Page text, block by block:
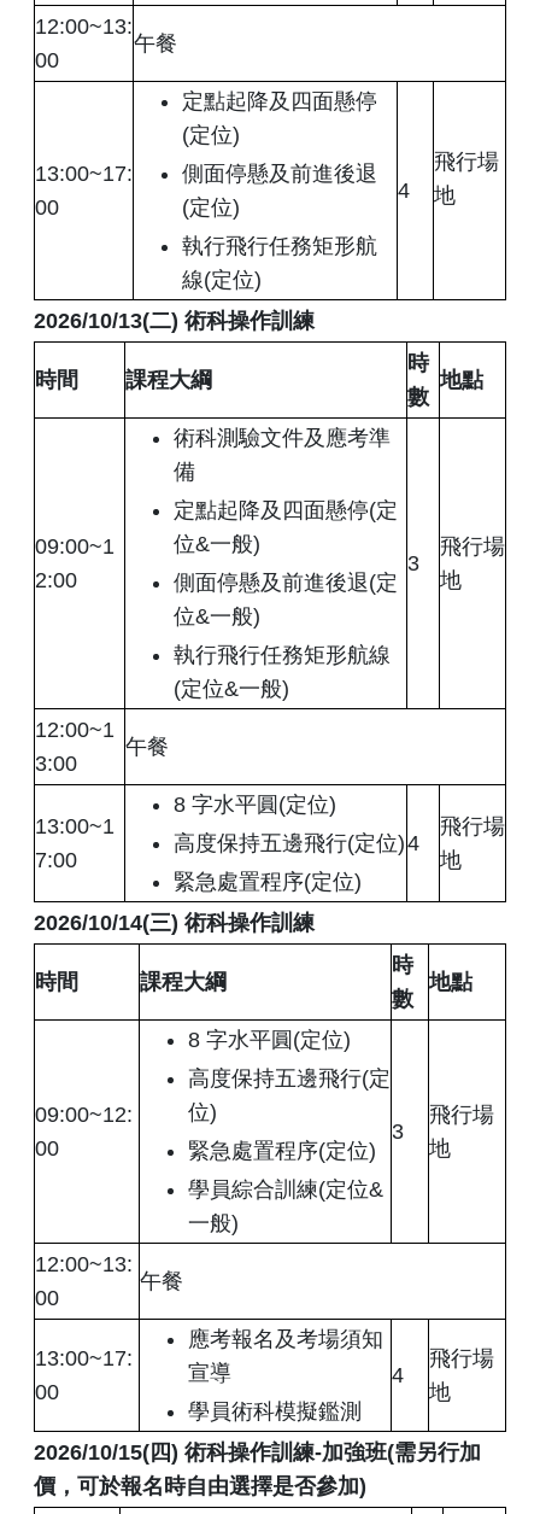
12:00~13:
00
午餐
13:00~17:
00
定點起降及四面懸停
(定位)
側面停懸及前進後退
(定位)
執行飛行任務矩形航
線(定位)
4
飛行場
地
2026/10/13(二) 術科操作訓練
時間 課程大綱
時
數
地點
09:00~1
2:00
術科測驗文件及應考準
備
定點起降及四面懸停(定
位&一般)
側面停懸及前進後退(定
位&一般)
執行飛行任務矩形航線
(定位&一般)
3
飛行場
地
12:00~1
3:00
午餐
13:00~1
7:00
8 字水平圓(定位)
高度保持五邊飛行(定位)
緊急處置程序(定位)
4
飛行場
地
2026/10/14(三) 術科操作訓練
時間 課程大綱
時
數
地點
09:00~12:
00
8 字水平圓(定位)
高度保持五邊飛行(定
位)
緊急處置程序(定位)
學員綜合訓練(定位&
一般)
3
飛行場
地
12:00~13:
00
午餐
13:00~17:
00
應考報名及考場須知
宣導
學員術科模擬鑑測
4
飛行場
地
2026/10/15(四) 術科操作訓練-加強班(需另行加
價，可於報名時自由選擇是否參加)